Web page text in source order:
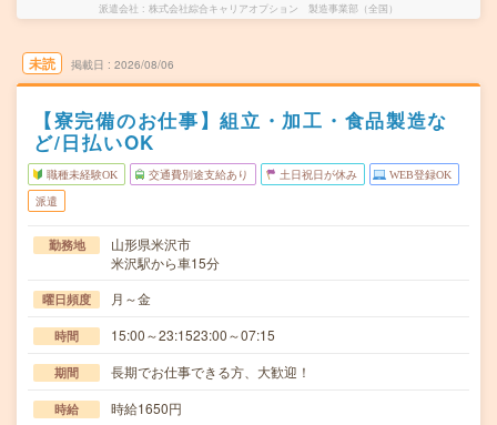
派遣会社 株式会社綜合キャリアオプション 製造事業部（全国）
未読 掲載日 2026/08/06
【寮完備のお仕事】組立・加工・食品製造な
ど/日払いOK
職種未経験OK 交通費別途支給あり 土日祝日が休み WEB登録OK
派遣
勤務地
山形県米沢市
米沢駅から車15分
曜日頻度 月～金
時間 15:00～23:1523:00～07:15
期間 長期でお仕事できる方、大歓迎！
時給 時給1650円